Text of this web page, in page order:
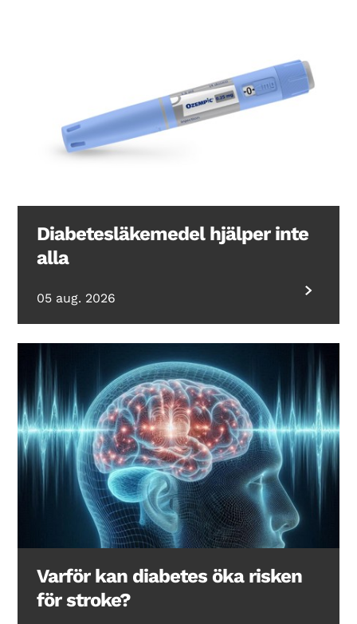
Diabetesläkemedel hjälper inte
alla
05 aug. 2026
Varför kan diabetes öka risken
för stroke?